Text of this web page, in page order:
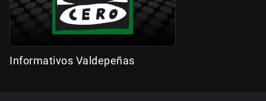
Informativos Valdepeñas